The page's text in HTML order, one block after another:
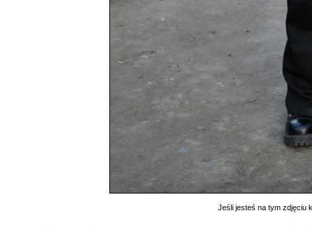
Jeśli jesteś na tym zdjęciu